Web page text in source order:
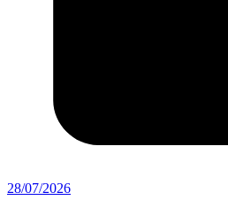
28/07/2026